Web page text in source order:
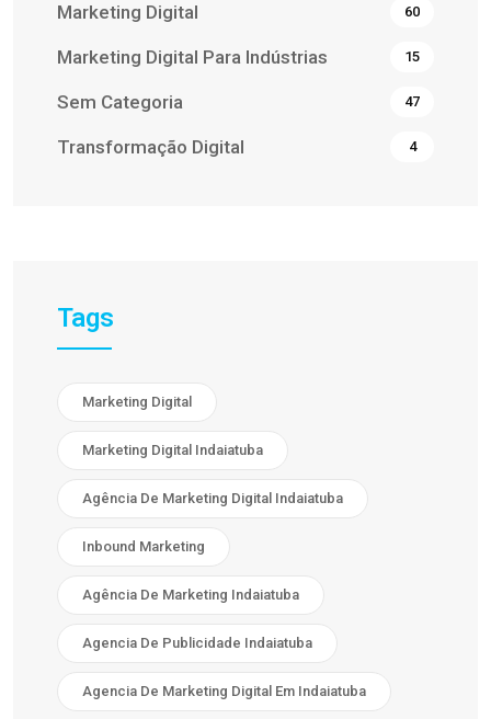
Marketing Digital 60
Marketing Digital Para Indústrias 15
Sem Categoria 47
Transformação Digital 4
Tags
Marketing Digital
Marketing Digital Indaiatuba
Agência De Marketing Digital Indaiatuba
Inbound Marketing
Agência De Marketing Indaiatuba
Agencia De Publicidade Indaiatuba
Agencia De Marketing Digital Em Indaiatuba